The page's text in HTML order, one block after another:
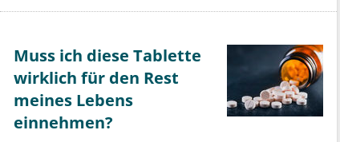
Muss ich diese Tablette
wirklich für den Rest
meines Lebens
einnehmen?